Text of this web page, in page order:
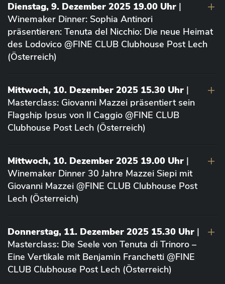
Dienstag, 9. Dezember 2025 19.00 Uhr |
Winemaker Dinner: Sophia Antinori
präsentieren: Tenuta del Nicchio: Die neue Heimat
des Lodovico @FINE CLUB Clubhouse Post Lech
(Österreich)
Mittwoch, 10. Dezember 2025 15.30 Uhr |
Masterclass: Giovanni Mazzei präsentiert sein
Flagship Ipsus von Il Caggio @FINE CLUB
Clubhouse Post Lech (Österreich)
Mittwoch, 10. Dezember 2025 19.00 Uhr |
Winemaker Dinner 30 Jahre Mazzei Siepi mit
Giovanni Mazzei @FINE CLUB Clubhouse Post
Lech (Österreich)
Donnerstag, 11. Dezember 2025 15.30 Uhr |
Masterclass: Die Seele von Tenuta di Trinoro –
Eine Vertikale mit Benjamin Franchetti @FINE
CLUB Clubhouse Post Lech (Österreich)